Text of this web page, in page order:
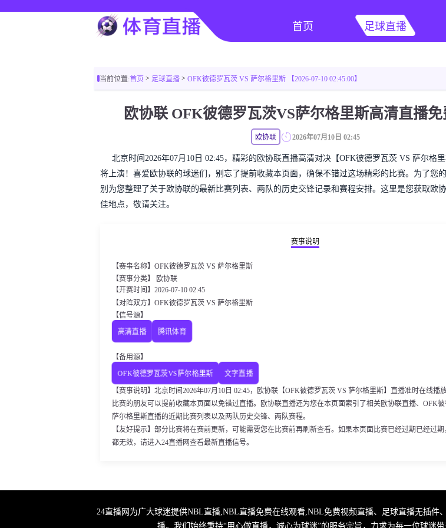
首页 足球直播
当前位置:首页 > 足球直播 > OFK彼德罗瓦茨 VS 萨尔格里斯 【2026-07-10 02:45:00】
欧协联 OFK彼德罗瓦茨VS萨尔格里斯高清直播
欧协联 2026年07月10日 02:45
北京时间2026年07月10日 02:45，精彩的欧协联直播高清对决【OFK彼德罗瓦茨 VS 萨尔格
将上演！喜爱欧协联的球迷们，别忘了提前收藏本页面，确保不错过这场精彩的比赛。为了您
别为您整理了关于欧协联的最新比赛列表、两队的历史交锋记录和赛程安排。这里是您获取欧
佳地点，敬请关注。
赛事说明
【赛事名称】OFK彼德罗瓦茨 VS 萨尔格里斯
【赛事分类】 欧协联
【开赛时间】2026-07-10 02:45
【对阵双方】OFK彼德罗瓦茨 VS 萨尔格里斯
【信号源】
高清直播 腾讯体育
【备用源】
OFK彼德罗瓦茨VS萨尔格里斯 文字直播
【赛事说明】北京时间2026年07月10日 02:45，欧协联【OFK彼德罗瓦茨 VS 萨尔格里斯】直播准时在线播
比赛的朋友可以提前收藏本页面以免错过直播。欧协联直播还为您在本页面索引了相关欧协联直播、OFK彼
萨尔格里斯直播的近期比赛列表以及两队历史交锋、两队赛程。
【友好提示】部分比赛将在赛前更新，可能需要您在比赛前再刷新查看。如果本页面比赛已经过期已经过
都无效，请进入24直播网查看最新直播信号。
24直播网为广大球迷提供NBL直播,NBL直播免费在线观看,NBL免费视频直播、足球直播无插
播。我们始终秉持“用心做直播，诚心为球迷”的服务宗旨，力求为每一位球迷